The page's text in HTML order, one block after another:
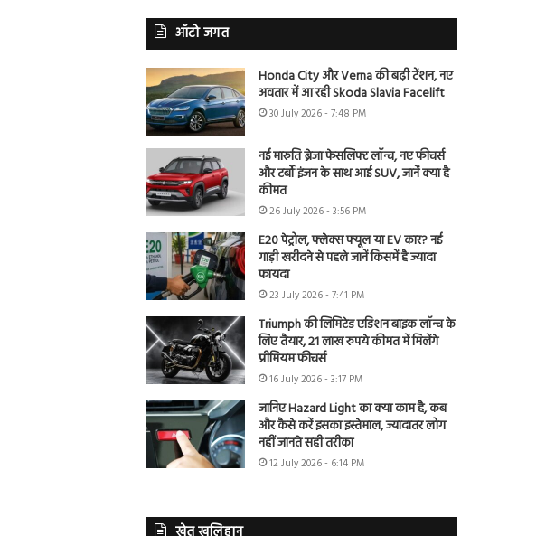
ऑटो जगत
Honda City और Verna की बढ़ी टेंशन, नए
अवतार में आ रही Skoda Slavia Facelift
30 July 2026 - 7:48 PM
नई मारुति ब्रेजा फेसलिफ्ट लॉन्च, नए फीचर्स
और टर्बो इंजन के साथ आई SUV, जानें क्या है
कीमत
26 July 2026 - 3:56 PM
E20 पेट्रोल, फ्लेक्स फ्यूल या EV कार? नई
गाड़ी खरीदने से पहले जानें किसमें है ज्यादा
फायदा
23 July 2026 - 7:41 PM
Triumph की लिमिटेड एडिशन बाइक लॉन्च के
लिए तैयार, 21 लाख रुपये कीमत में मिलेंगे
प्रीमियम फीचर्स
16 July 2026 - 3:17 PM
जानिए Hazard Light का क्या काम है, कब
और कैसे करें इसका इस्तेमाल, ज्यादातर लोग
नहीं जानते सही तरीका
12 July 2026 - 6:14 PM